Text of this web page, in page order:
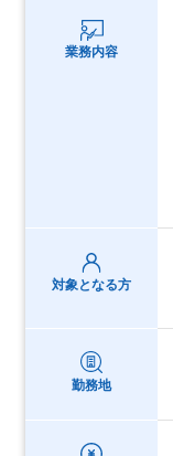
業務内容
対象となる方
勤務地